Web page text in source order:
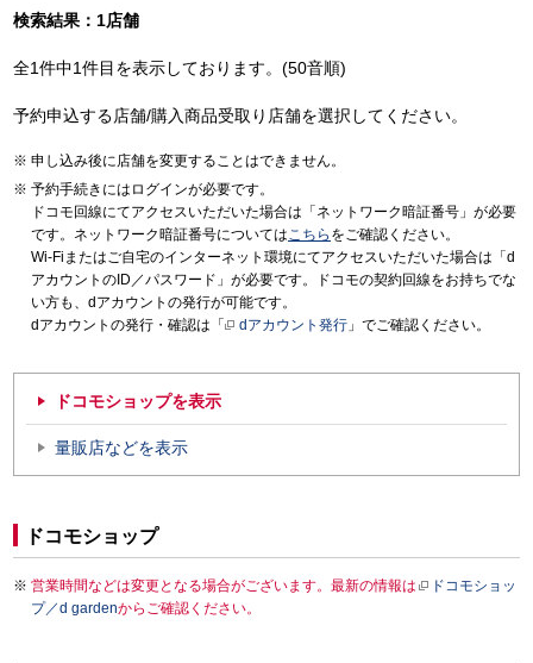
検索結果：1店舗
全1件中1件目を表示しております。(50音順)
予約申込する店舗/購入商品受取り店舗を選択してください。
申し込み後に店舗を変更することはできません。
予約手続きにはログインが必要です。
ドコモ回線にてアクセスいただいた場合は「ネットワーク暗証番号」が必要
です。ネットワーク暗証番号についてはこちら をご確認ください。
Wi-Fiまたはご自宅のインターネット環境にてアクセスいただいた場合は「d
アカウントのID／パスワード」が必要です。ドコモの契約回線をお持ちでな
い方も、dアカウントの発行が可能です。
dアカウントの発行・確認は「
dアカウント発行 」でご確認ください。
ドコモショップを表示
量販店などを表示
ドコモショップ
営業時間などは変更となる場合がございます。最新の情報は
ドコモショッ
プ／d gardenからご確認ください。